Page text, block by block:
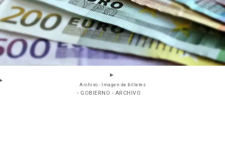
Archivo - Imagen de billetes
- GOBIERNO - ARCHIVO